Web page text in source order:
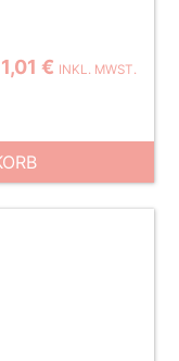
1,01 € INKL. MWST.